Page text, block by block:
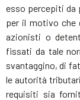
esso percepiti da
per il motivo che
azionisti o
fissati da tale
svantaggino, di
le autorità
requisiti sia